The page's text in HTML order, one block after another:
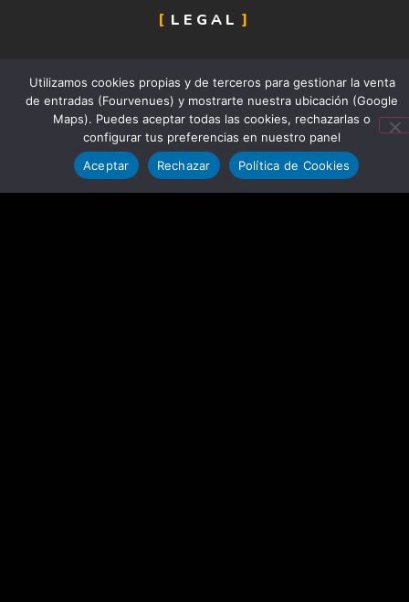
LEGAL
Aviso legal
Política de privacidad
Utilizamos cookies propias y de terceros para gestionar la venta
de entradas (Fourvenues) y mostrarte nuestra ubicación (Google
Maps). Puedes aceptar todas las cookies, rechazarlas o
configurar tus preferencias en nuestro panel
Aceptar
Rechazar Política de Cookies